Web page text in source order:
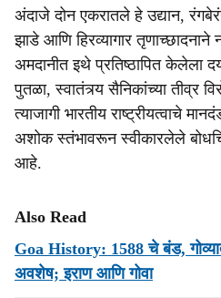
अंदाजे दोन एकरातले हे उद्यान,
झाडे आणि हिरव्यागार
अमदानीत इथे प्रतिष्ठापित केलेला
पुतळा, स्वातंत्र्य सैनिकांच्या तीव्र
त्याजागी भारतीय राष्ट्रीयत्वाचे
अशोक स्तंभावरून स्वीकारलेले
आहे.
Also Read
Goa History: 1588 चे बंड,
अवशेष; इराण आणि गोवा